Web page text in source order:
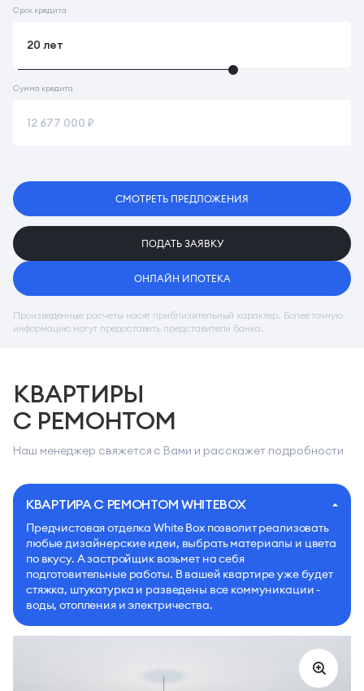
Срок кредита
Сумма кредита
СМОТРЕТЬ ПРЕДЛОЖЕНИЯ
ПОДАТЬ ЗАЯВКУ
ОНЛАЙН ИПОТЕКА
Произведенные расчеты носят приблизительный характер. Более точную
информацию могут предоставить представители банка.
КВАРТИРЫ
С РЕМОНТОМ
Наш менеджер свяжется с Вами и расскажет подробности
КВАРТИРА С РЕМОНТОМ WHITEBOX
Предчистовая отделка White Box позволит реализовать
любые дизайнерские идеи, выбрать материалы и цвета
по вкусу. А застройщик возьмет на себя
подготовительные работы. В вашей квартире уже будет
стяжка, штукатурка и разведены все коммуникации -
воды, отопления и электричества.